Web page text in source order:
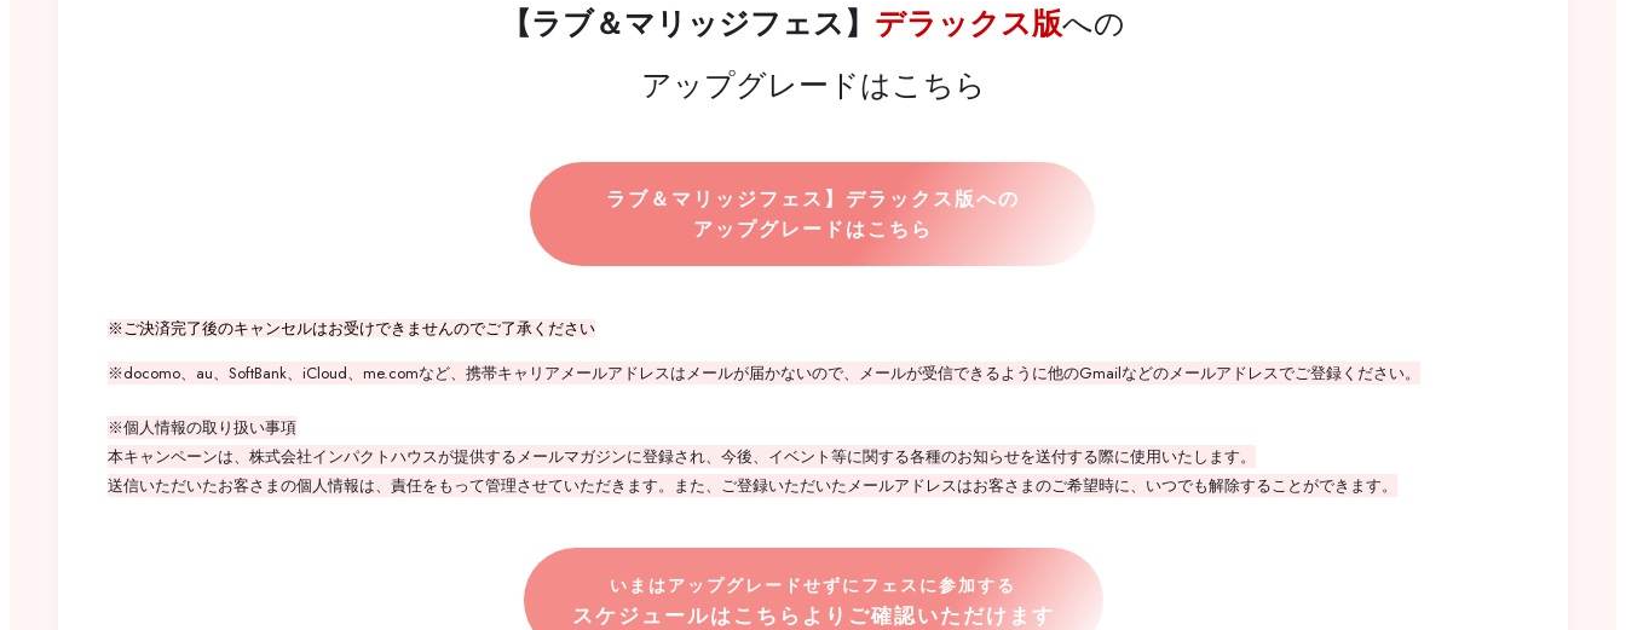
【ラブ＆マリッジフェス】 デラックス版への
アップグレードはこちら
ラブ＆マリッジフェス】デラックス版への
アップグレードはこちら
※ご決済完了後のキャンセルはお受けできませんのでご了承ください
※docomo、au、SoftBank、iCloud、me.comなど、携帯キャリアメールアドレスはメールが届かないので、メールが受信できるように他のGmailなどのメールアドレスでご登録ください。
※個人情報の取り扱い事項
本キャンペーンは、株式会社インパクトハウスが提供するメールマガジンに登録され、今後、イベント等に関する各種のお知らせを送付する際に使用いたします。
送信いただいたお客さまの個人情報は、責任をもって管理させていただきます。また、ご登録いただいたメールアドレスはお客さまのご希望時に、いつでも解除することができます。
いまはアップグレードせずにフェスに参加する
スケジュールはこちらよりご確認いただけます